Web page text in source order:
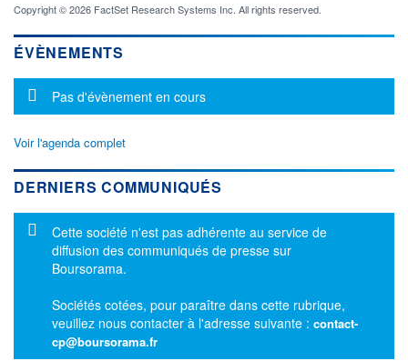
Copyright © 2026 FactSet Research Systems Inc. All rights reserved.
ÉVÈNEMENTS
Message d'information
Pas d'évènement en cours
Voir l'agenda complet
DERNIERS COMMUNIQUÉS
Message d'information
Cette société n'est pas adhérente au service de
diffusion des communiqués de presse sur
Boursorama.
Sociétés cotées, pour paraître dans cette rubrique,
veuillez nous contacter à l'adresse suivante : contact-
cp@boursorama.fr